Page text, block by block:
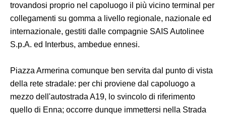
trovandosi proprio nel capoluogo il più vicino terminal per
collegamenti su gomma a livello regionale, nazionale ed
internazionale, gestiti dalle compagnie SAIS Autolinee
S.p.A. ed Interbus, ambedue ennesi.
Piazza Armerina comunque ben servita dal punto di vista
della rete stradale: per chi proviene dal capoluogo a
mezzo dell'autostrada A19, lo svincolo di riferimento
quello di Enna; occorre dunque immettersi nella Strada